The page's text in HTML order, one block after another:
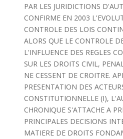
PAR LES JURIDICTIONS
CONFIRME EN 2003
CONTROLE DES LOIS
ALORS QUE LE CONTROLE
L'INFLUENCE DES REGLES
SUR LES DROITS CIVIL,
NE CESSENT DE CROITRE.
PRESENTATION DES
CONSTITUTIONNELLE (I),
CHRONIQUE S'ATTACHE A
PRINCIPALES DECISIONS
MATIERE DE DROITS